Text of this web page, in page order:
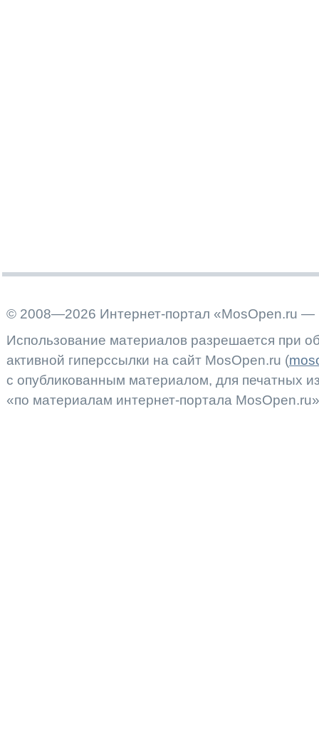
© 2008—2026 Интернет-портал «MosOpen.ru —
Использование материалов разрешается при
активной гиперссылки на сайт MosOpen.ru (
с опубликованным материалом, для печатных
«по материалам интернет-портала